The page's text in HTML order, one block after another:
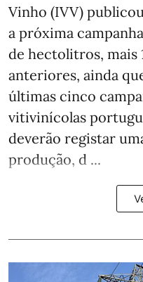
Vinho (IVV)
a próxima
de hectolitros, mais
anteriores, ainda
últimas cinco
vitivinícolas
deverão registar
produção, d ...